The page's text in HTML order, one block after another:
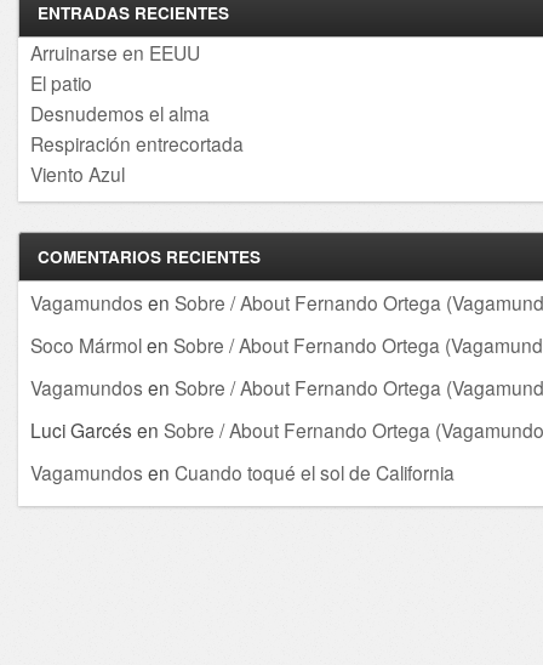
ENTRADAS RECIENTES
Arruinarse en EEUU
El patio
Desnudemos el alma
Respiración entrecortada
Viento Azul
COMENTARIOS RECIENTES
Vagamundos en Sobre / About Fernando Ortega
Soco Mármolen Sobre / About Fernando Ortega
Vagamundos en Sobre / About Fernando Ortega
Luci Garcés en Sobre / About Fernando Ortega
Vagamundos en Cuando toqué el sol de California